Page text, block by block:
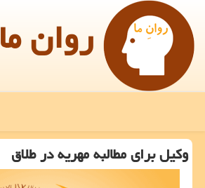
روان ما
وكیل برای مطالبه مهریه در طلاق